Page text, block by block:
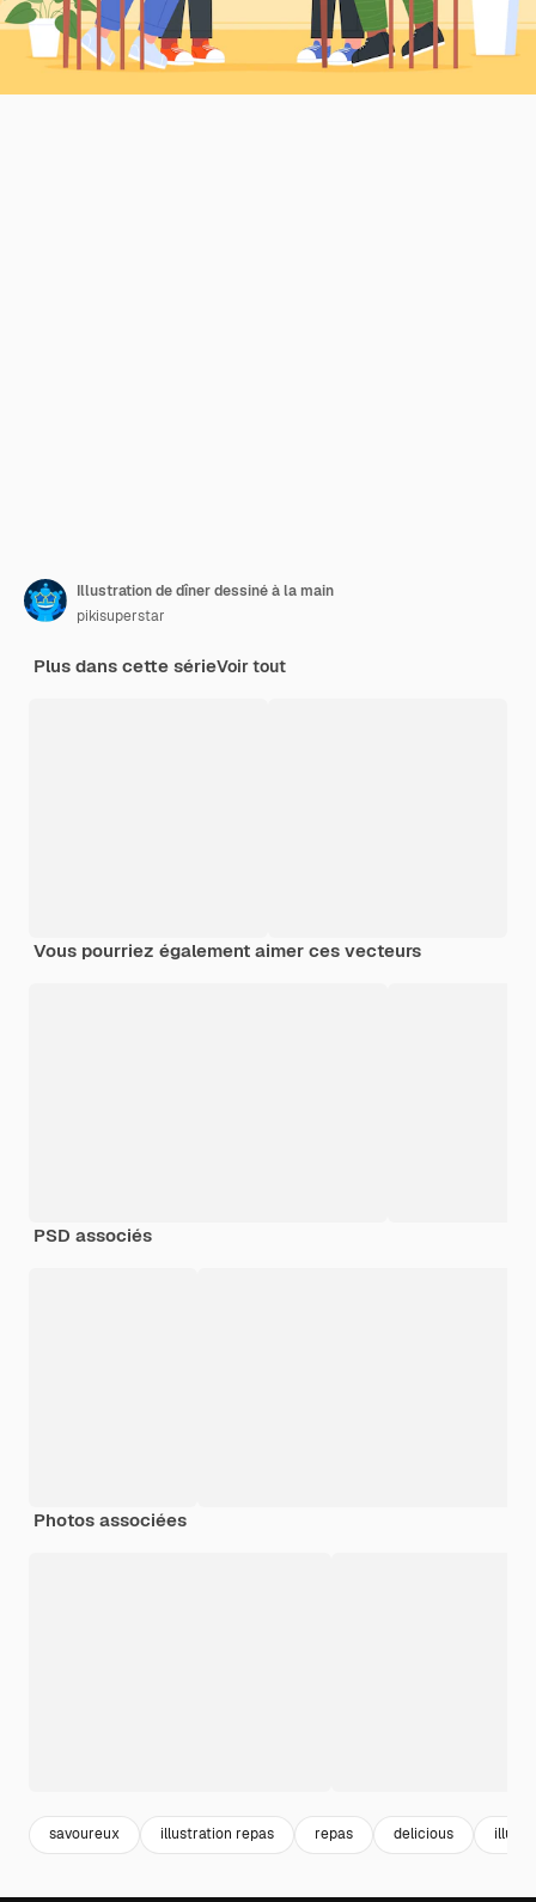
Illustration de dîner dessiné à la main
pikisuperstar
Plus dans cette sérieVoir tout
Vous pourriez également aimer ces vecteurs
PSD associés
Photos associées
savoureux illustration repas repas delicious